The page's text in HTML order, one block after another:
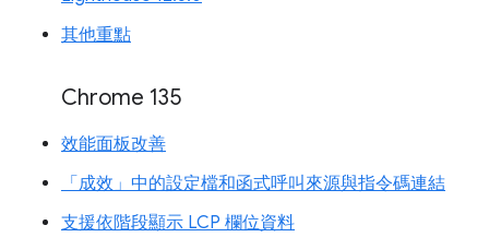
其他重點
Chrome 135
效能面板改善
「成效」中的設定檔和函式呼叫來源與指令碼連結
支援依階段顯示 LCP 欄位資料